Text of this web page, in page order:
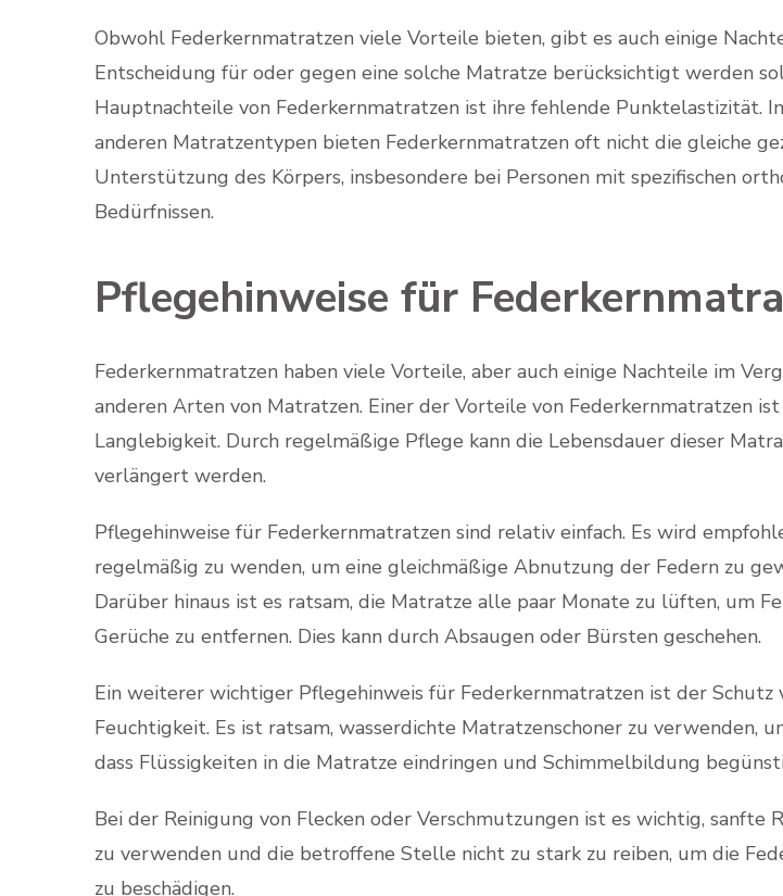
Obwohl Federkernmatratzen viele Vorteile bieten, gibt es auch einige
Entscheidung für oder gegen eine solche Matratze berücksichtigt werden
Hauptnachteile von Federkernmatratzen ist ihre fehlende Punktelastizität.
anderen Matratzentypen bieten Federkernmatratzen oft nicht die gleiche
Unterstützung des Körpers, insbesondere bei Personen mit spezifischen
Bedürfnissen.
Pflegehinweise für
Federkernmatratzen haben viele Vorteile, aber auch einige Nachteile im
anderen Arten von Matratzen. Einer der Vorteile von Federkernmatratzen
Langlebigkeit. Durch regelmäßige Pflege kann die Lebensdauer dieser
verlängert werden.
Pflegehinweise für Federkernmatratzen sind relativ einfach. Es wird
regelmäßig zu wenden, um eine gleichmäßige Abnutzung der Federn zu
Darüber hinaus ist es ratsam, die Matratze alle paar Monate zu lüften, um
Gerüche zu entfernen. Dies kann durch Absaugen oder Bürsten geschehen.
Ein weiterer wichtiger Pflegehinweis für Federkernmatratzen ist der Schutz
Feuchtigkeit. Es ist ratsam, wasserdichte Matratzenschoner zu verwenden,
dass Flüssigkeiten in die Matratze eindringen und Schimmelbildung
Bei der Reinigung von Flecken oder Verschmutzungen ist es wichtig, sanfte
zu verwenden und die betroffene Stelle nicht zu stark zu reiben, um die
zu beschädigen.